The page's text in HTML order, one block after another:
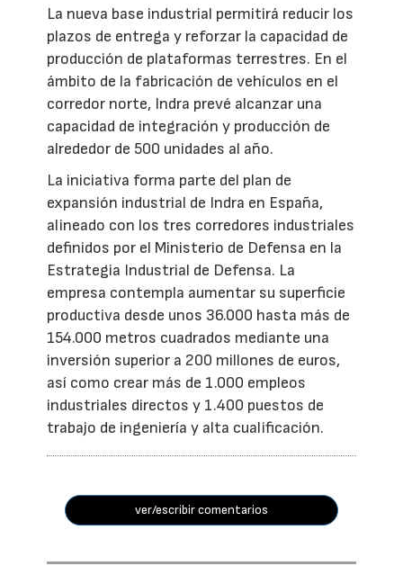
La nueva base industrial permitirá reducir los
plazos de entrega y reforzar la capacidad de
producción de plataformas terrestres. En el
ámbito de la fabricación de vehículos en el
corredor norte, Indra prevé alcanzar una
capacidad de integración y producción de
alrededor de 500 unidades al año.
La iniciativa forma parte del plan de
expansión industrial de Indra en España,
alineado con los tres corredores industriales
definidos por el Ministerio de Defensa en la
Estrategia Industrial de Defensa. La
empresa contempla aumentar su superficie
productiva desde unos 36.000 hasta más de
154.000 metros cuadrados mediante una
inversión superior a 200 millones de euros,
así como crear más de 1.000 empleos
industriales directos y 1.400 puestos de
trabajo de ingeniería y alta cualificación.
ver/escribir comentarios